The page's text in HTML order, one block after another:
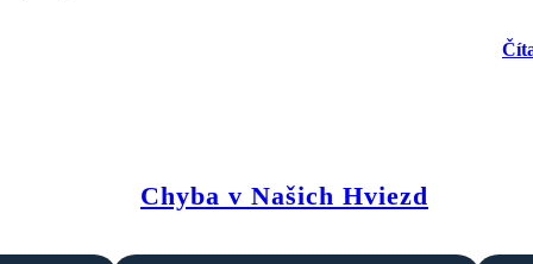
Chyba v Našich Hviezd